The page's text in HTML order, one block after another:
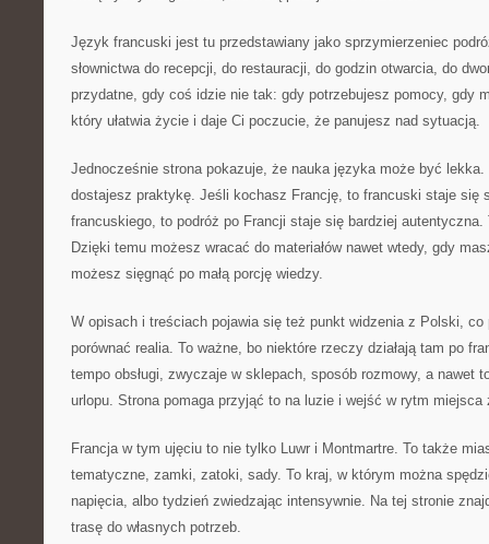
Język francuski jest tu przedstawiany jako sprzymierzeniec
słownictwa do recepcji, do restauracji, do godzin otwarcia, do
przydatne, gdy coś idzie nie tak: gdy potrzebujesz pomocy, gdy
który ułatwia życie i daje Ci poczucie, że panujesz nad sytuacją.
Jednocześnie strona pokazuje, że nauka języka może być
dostajesz praktykę. Jeśli kochasz Francję, to francuski staje się
francuskiego, to podróż po Francji staje się bardziej autentyczna.
Dzięki temu możesz wracać do materiałów nawet wtedy, gdy
możesz sięgnąć po małą porcję wiedzy.
W opisach i treściach pojawia się też punkt widzenia z Polski, co
porównać realia. To ważne, bo niektóre rzeczy działają tam po
tempo obsługi, zwyczaje w sklepach, sposób rozmowy, a nawet
urlopu. Strona pomaga przyjąć to na luzie i wejść w rytm miejsca
Francja w tym ujęciu to nie tylko Luwr i Montmartre. To także
tematyczne, zamki, zatoki, sady. To kraj, w którym można
napięcia, albo tydzień zwiedzając intensywnie. Na tej stronie
trasę do własnych potrzeb.